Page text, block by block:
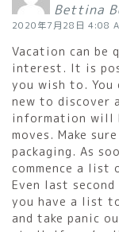
Bettina
2020年7月28日 4:08
Vacation can be
interest. It is
you wish to. You
new to discover
information will
moves. Make
packaging. As
commence a list
Even last
you have a list
and take panic